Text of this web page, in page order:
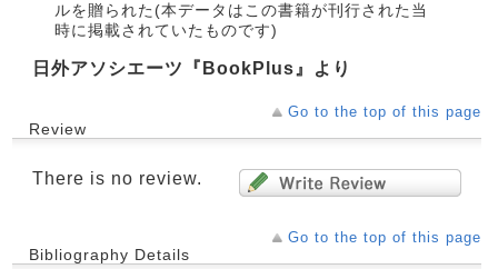
ルを贈られた(本データはこの書籍が刊行された当
時に掲載されていたものです)
日外アソシエーツ『BookPlus』より
Go to the top of this page
Review
There is no review.
Go to the top of this page
Bibliography Details